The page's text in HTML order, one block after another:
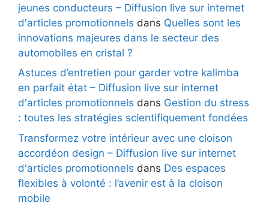
jeunes conducteurs – Diffusion live sur internet
d'articles promotionnels dans Quelles sont les
innovations majeures dans le secteur des
automobiles en cristal ?
Astuces d’entretien pour garder votre kalimba
en parfait état – Diffusion live sur internet
d'articles promotionnels dans Gestion du stress
: toutes les stratégies scientifiquement fondées
Transformez votre intérieur avec une cloison
accordéon design – Diffusion live sur internet
d'articles promotionnels dans Des espaces
flexibles à volonté : l’avenir est à la cloison
mobile